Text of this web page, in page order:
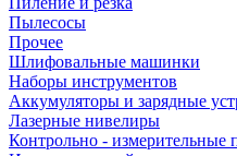
Пылесосы
Прочее
Шлифовальные машинки
Наборы инструментов
Аккумуляторы и зарядные
Лазерные нивелиры
Контрольно - измерительные